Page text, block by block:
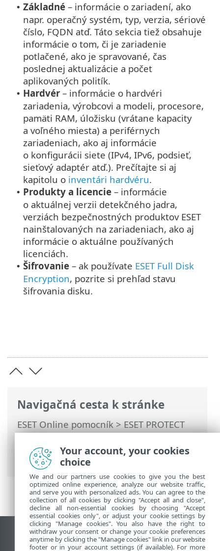
Navigačná cesta k stránke
ESET Online pomocník>ESET PROTECT
On-Prem>Používanie ESET PROTECT On-
Prem>Hlavné menu ESET PROTECT On-
Prem>Počítače> Podrobnosti o počítači
• Základné – informácie o zariadení, ako
napr. operačný systém, typ, verzia, sériové
číslo, FQDN atď. Táto sekcia tiež obsahuje
informácie o tom, či je zariadenie
potlačené, ako je spravované, čas
poslednej aktualizácie a počet
aplikovaných politík.
• Hardvér – informácie o hardvéri
zariadenia, výrobcovi a modeli, procesore,
pamäti RAM, úložisku (vrátane kapacity
a voľného miesta) a periférnych
zariadeniach, ako aj informácie
o konfigurácii siete (IPv4, IPv6, podsieť,
sieťový adaptér atď.). Prečítajte si aj
kapitolu o inventári hardvéru.
• Produkty a licencie – informácie
o aktuálnej verzii detekčného jadra,
verziách bezpečnostných produktov ESET
nainštalovaných na zariadeniach, ako aj
informácie o aktuálne používaných
licenciách.
• Šifrovanie – ak používate ESET Full Disk
Encryption, pozrite si prehľad stavu
šifrovania disku.
Zobraziť stránku ako na počítači
Your account, your cookies
choice
We and our partners use cookies to give you the best
optimized online experience, analyze our website traffic,
and serve you with personalized ads. You can agree to the
collection of all cookies by clicking "Accept all and close",
decline all non-essential cookies by choosing "Accept
essential cookies only", or adjust your cookie settings by
clicking "Manage cookies". You also have the right to
withdraw your consent or change your cookie preferences
anytime by clicking the "Manage cookies" link in our website
footer or in your account settings (if available). For more